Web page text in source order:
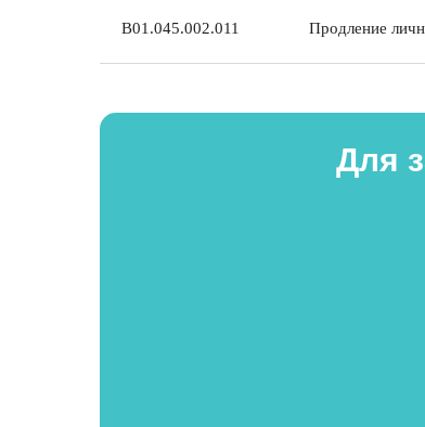
В01.045.002.011 Продление
Для